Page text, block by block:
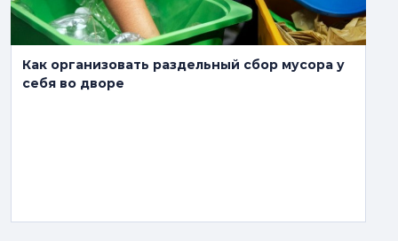
Как организовать раздельный сбор мусора у
себя во дворе